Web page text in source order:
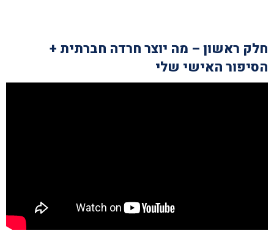
חלק ראשון – מה יוצר חרדה חברתית +
הסיפור האישי שלי